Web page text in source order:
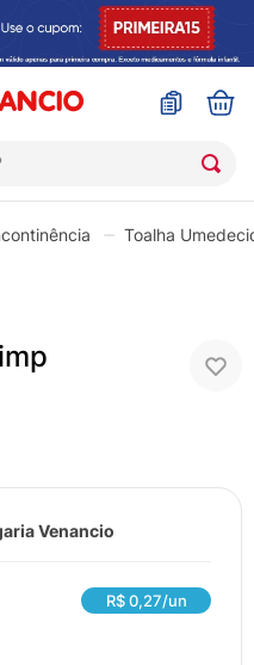
Toalha
Venancio
R$0,27/un